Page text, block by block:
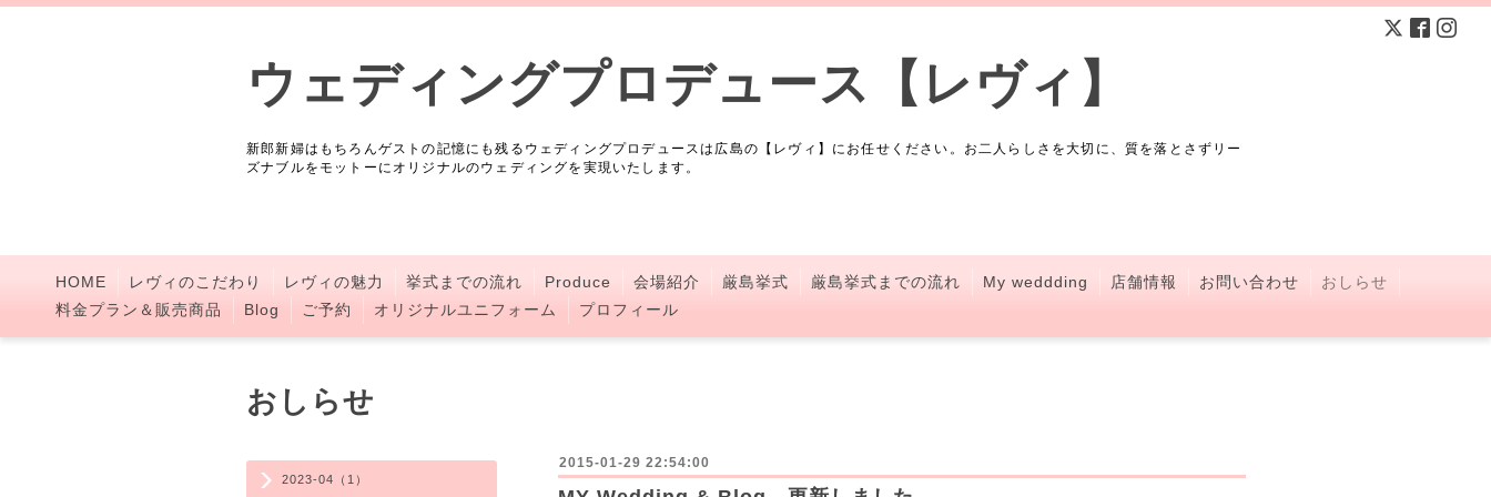
ウェディングプロデュース【レヴィ】
新郎新婦はもちろんゲストの記憶にも残るウェディングプロデュースは広島の【レヴィ】にお任せください。お二人らしさを大切に、質を落とさずリー
ズナブルをモットーにオリジナルのウェディングを実現いたします。
HOME レヴィのこだわり レヴィの魅力 挙式までの流れ Produce 会場紹介 厳島挙式 厳島挙式までの流れ My weddding 店舗情報 お問い合わせ
おしらせ
料金プラン＆販売商品
Blog ご予約 オリジナルユニフォーム プロフィール
2023-04（1）
おしらせ
2015-01-29 22:54:00